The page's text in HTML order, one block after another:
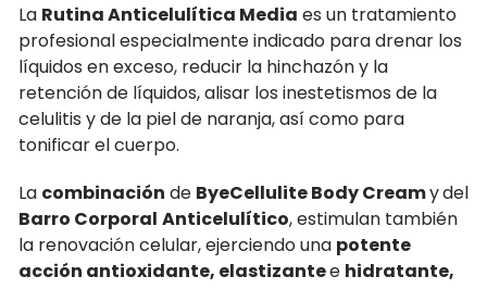
La Rutina Anticelulítica Media es un tratamiento
profesional especialmente indicado para drenar los
líquidos en exceso, reducir la hinchazón y la
retención de líquidos, alisar los inestetismos de la
celulitis y de la piel de naranja, así como para
tonificar el cuerpo.
La combinación de ByeCellulite Body Creamydel
Barro Corporal Anticelulítico, estimulan también
la renovación celular, ejerciendo una potente
acción antioxidante, elastizantee hidratante,